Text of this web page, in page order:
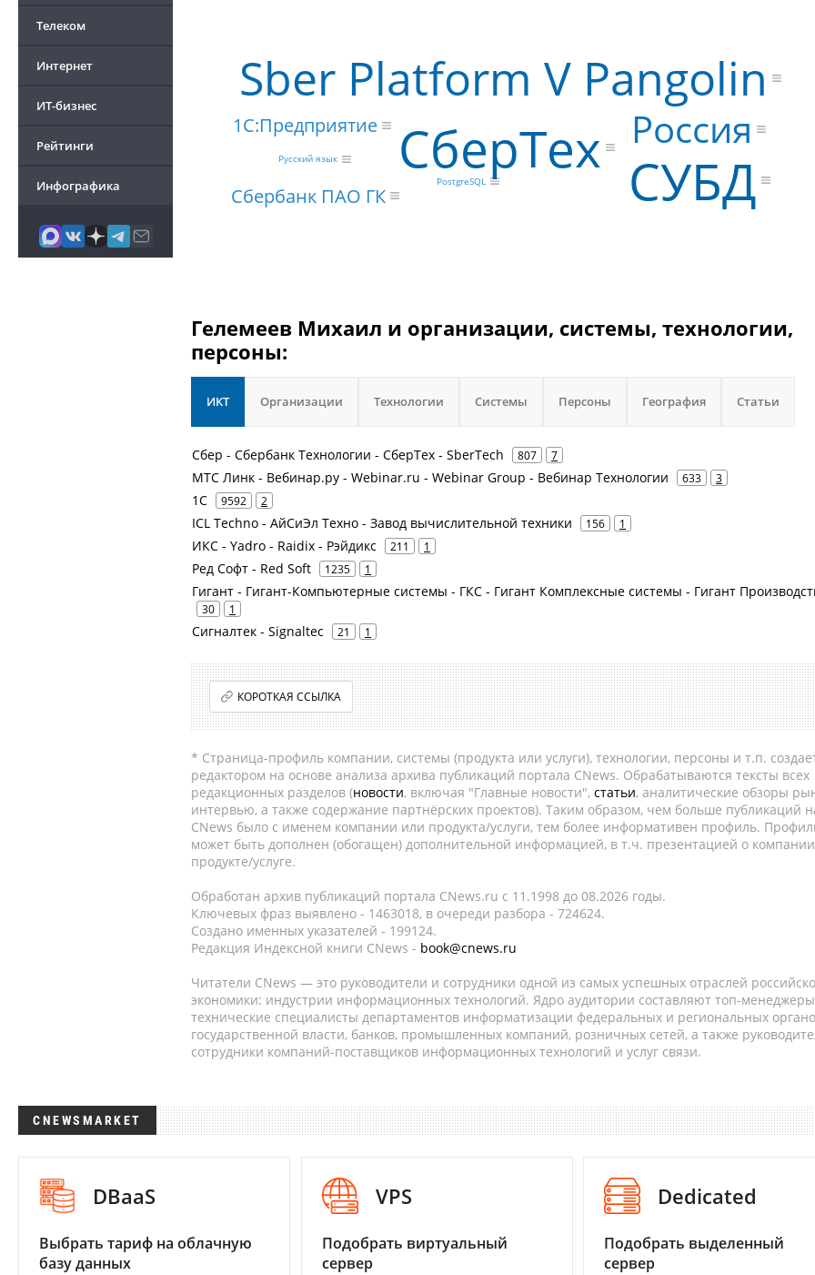
Телеком
Интернет
ИТ-бизнес
Рейтинги
Инфографика
СберТех СУБД
Sber Platform V Pangolin
Россия
Сбербанк ПАО ГК
1С:Предприятие
PostgreSQL
Русский язык
Гелемеев Михаил и организации, системы, технологии,
персоны:
ИКТ Организации Технологии Системы Персоны География Статьи
Сбер - Сбербанк Технологии - СберТех - SberTech 807 7
МТС Линк - Вебинар.ру - Webinar.ru - Webinar Group - Вебинар Технологии 633 3
1С 9592 2
ICL Techno - АйСиЭл Техно - Завод вычислительной техники 156 1
ИКС - Yadro - Raidix - Рэйдикс 211 1
Ред Софт - Red Soft 1235 1
Гигант - Гигант-Компьютерные системы - ГКС - Гигант Комплексные системы - Гигант
30 1
Сигналтек - Signaltec 21 1
КОРОТКАЯ ССЫЛКА
* Страница-профиль компании, системы (продукта или услуги), технологии, персоны и т.п.
редактором на основе анализа архива публикаций портала CNews. Обрабатываются тексты всех
редакционных разделов (новости, включая "Главные новости", статьи, аналитические обзоры
интервью, а также содержание партнёрских проектов). Таким образом, чем больше публикаций
CNews было с именем компании или продукта/услуги, тем более информативен профиль.
может быть дополнен (обогащен) дополнительной информацией, в т.ч. презентацией о
продукте/услуге.
Обработан архив публикаций портала CNews.ru c 11.1998 до 08.2026 годы.
Ключевых фраз выявлено - 1463018, в очереди разбора - 724624.
Создано именных указателей - 199124.
Редакция Индексной книги CNews - book@cnews.ru
Читатели CNews — это руководители и сотрудники одной из самых успешных отраслей
экономики: индустрии информационных технологий. Ядро аудитории составляют топ-
технические специалисты департаментов информатизации федеральных и региональных
государственной власти, банков, промышленных компаний, розничных сетей, а также
сотрудники компаний-поставщиков информационных технологий и услуг связи.
CNEWSMARKET
DBaaS
Выбрать тариф на облачную
базу данных
VPS
Подобрать виртуальный
сервер
Dedicated
Подобрать выделенный
сервер